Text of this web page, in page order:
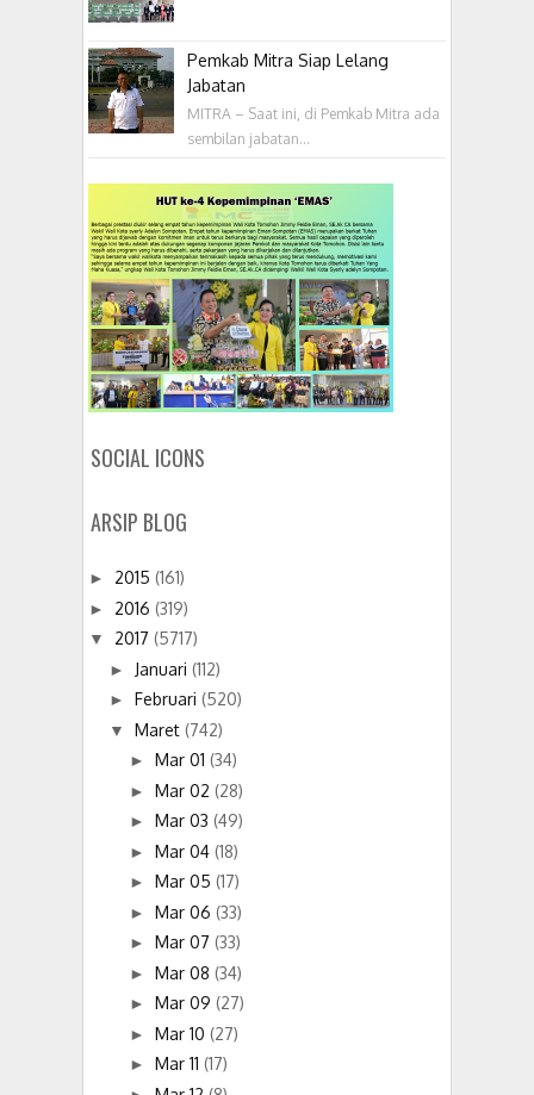
Pemkab Mitra Siap Lelang
Jabatan
MITRA – Saat ini, di Pemkab Mitra ada
sembilan jabatan...
SOCIAL ICONS
ARSIP BLOG
► 2015 (161)
► 2016 (319)
▼ 2017 (5717)
► Januari (112)
► Februari (520)
▼ Maret (742)
► Mar 01 (34)
► Mar 02 (28)
► Mar 03 (49)
► Mar 04 (18)
► Mar 05 (17)
► Mar 06 (33)
► Mar 07 (33)
► Mar 08 (34)
► Mar 09 (27)
► Mar 10 (27)
► Mar 11 (17)